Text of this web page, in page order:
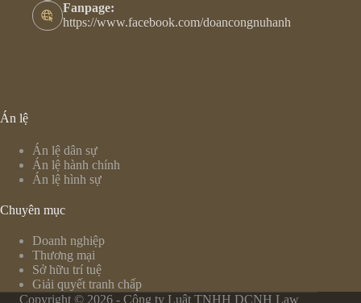
Fanpage:
https://www.facebook.com/doancongnuhanh
Án lệ
Án lệ dân sự
Án lệ hành chính
Án lệ hình sự
Chuyên mục
Doanh nghiệp
Thương mại
Sở hữu trí tuệ
Giải quyết tranh chấp
Copyright © 2026 - Công ty Luật TNHH DCNH Law